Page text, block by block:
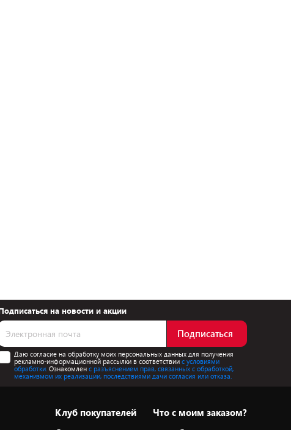
на новости и акции
Подписаться
Даю согласие на обработку моих персональных данных для получения
рекламно-информационной рассылки в соответствиис условиями
обработки. Ознакомлен с разъяснением прав, связанных с обработкой,
механизмом их реализации, последствиями дачи согласия или отказа.
Клуб покупателей
Что с моим заказом?